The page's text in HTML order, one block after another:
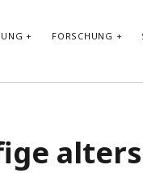
FORSCHUNG
App Kanal: +49 156 796